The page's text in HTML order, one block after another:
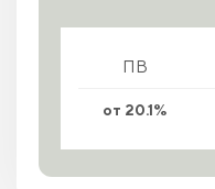
ПВ
от 20.1%